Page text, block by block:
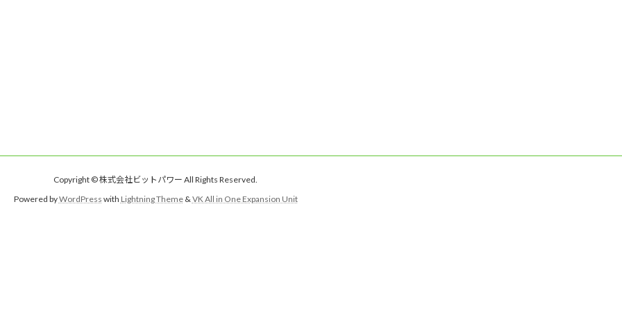
Copyright © 株式会社ビットパワー All Rights Reserved.
Powered byWordPress with Lightning Theme& VK All in One Expansion Unit